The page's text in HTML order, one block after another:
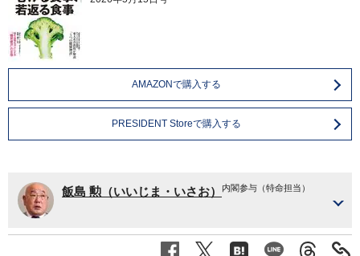
AMAZONで購入する
PRESIDENT Storeで購入する
飯島 勲（いいじま・いさお） 内閣参与（特命担当）